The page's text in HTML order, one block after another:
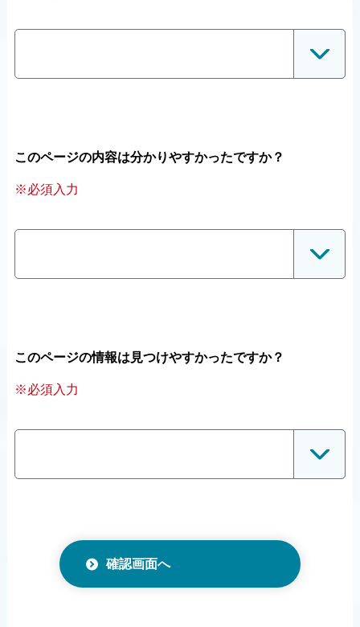
このページの内容は分かりやすかったですか？
※必須入力
このページの情報は見つけやすかったですか？
※必須入力